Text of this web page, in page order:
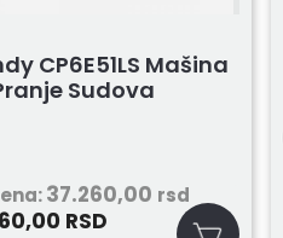
CP6E51LS Mašina
Sudova
37.260,00 rsd
RSD